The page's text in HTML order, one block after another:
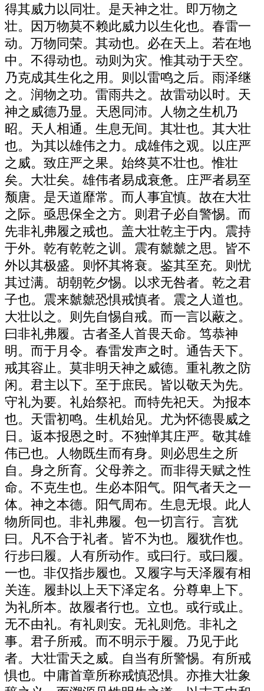
得其威力以同壮。是天神之壮。即万物之
壮。因万物莫不赖此威力以生化也。春雷一
动。万物同荣。其动也。必在天上。若在地
中。不得动也。动则为灾。惟其动于天空。
乃克成其生化之用。则以雷鸣之后。雨泽继
之。润物之功。雷雨共之。故雷动以时。天
神之威德乃显。天恩同沛。人物之生机乃
昭。天人相通。生息无间。其壮也。其大壮
也。为其以雄伟之力。成雄伟之观。以庄严
之威。致庄严之果。始终莫不壮也。惟壮
矣。大壮矣。雄伟者易成衰惫。庄严者易至
颓唐。是天道靡常。而人事宜慎。故在大壮
之际。亟思保全之方。则君子必自警惕。而
先非礼弗履之戒也。盖大壮乾主于内。震持
于外。乾有乾乾之训。震有虩虩之思。皆不
外以其极盛。则怀其将衰。鉴其至充。则忧
其过满。胡朝乾夕惕。以求无咎者。乾之君
子也。震来虩虩恐惧戒慎者。震之人道也。
大壮以之。则先自惕自戒。而一言以蔽之。
曰非礼弗履。古者圣人首畏天命。笃恭神
明。而于月令。春雷发声之时。通告天下。
戒其容止。莫非明天神之威德。重礼教之防
闲。君主以下。至于庶民。皆以敬天为先。
守礼为要。礼始祭祀。而特先祀天。为报本
也。天雷初鸣。生机始见。尤为怀德畏威之
日。返本报恩之时。不独惮其庄严。敬其雄
伟已也。人物既生而有身。则必思生之所
自。身之所育。父母养之。而非得天赋之性
命。不克生也。生必本阳气。阳气者天之一
体。神之本德。阳气周布。生息无垠。此人
物所同也。非礼弗履。包一切言行。言犹
曰。凡不合于礼者。皆不为也。履犹作也。
行步曰履。人有所动作。或曰行。或曰履。
一也。非仅指步履也。又履字与天泽履有相
关连。履卦以上天下泽定名。分尊卑上下。
为礼所本。故履者行也。立也。或行或止。
无不由礼。有礼则安。无礼则危。非礼之
事。君子所戒。而不明示于履。乃见于此
者。大壮雷天之威。自当有所警惕。有所戒
惧也。中庸首章所称戒慎恐惧。亦推大壮象